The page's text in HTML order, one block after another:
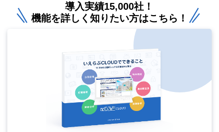
導入実績15,000社！
機能を詳しく知りたい方はこちら！